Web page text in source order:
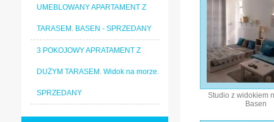
Studio z widokiem
Basen
UMEBLOWANY APARTAMENT Z
TARASEM. BASEN - SPRZEDANY
3 POKOJOWY APRATAMENT Z
DUŻYM TARASEM. Widok na morze.
SPRZEDANY